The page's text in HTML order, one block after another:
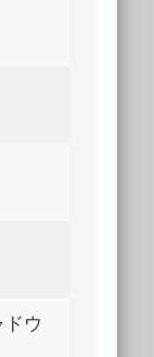
ウ